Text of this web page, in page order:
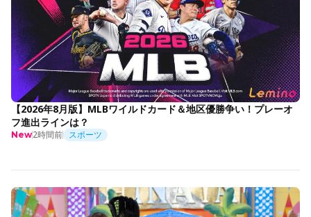
【2026年8月版】MLBワイルドカード＆地区優勝争い！プレーオ
フ進出ラインは？
New2時間前 スポーツ